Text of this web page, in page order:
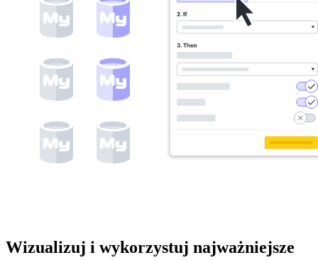
Wizualizuj i wykorzystuj najważniejsze